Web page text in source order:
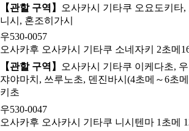
【관할 구역】
오사카시 기타쿠 오요도키타
니시, 혼조히가시
우530-0057
오사카후 오사카시 기타쿠 소네자키 2초메
【관할 구역】
오사카시 기타쿠 이케다초,
쟈야마치, 쓰루노초, 덴진바시(4초메～6초
키초
우530-0047
오사카후 오사카시 기타쿠 니시텐마 1초메